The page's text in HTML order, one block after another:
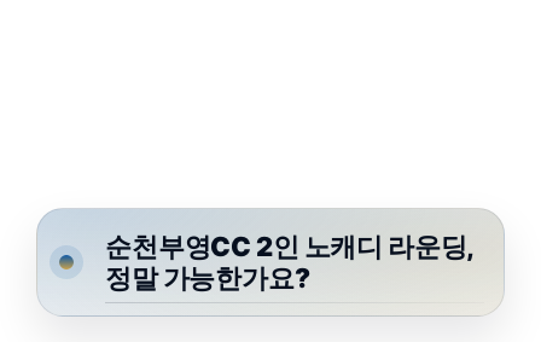
순천부영CC 2인 노캐디 라운딩,
정말 가능한가요?